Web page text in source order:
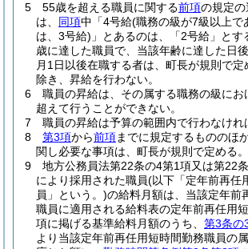
5
55歳を超える職員に関する前項の規定
は、 同項中「4号給(職務の級が7級以上で
は、3号給) 」とあるのは、「2号給」とす
歳に達した職員で、当該年齢に達した日
月1日以後在職する者は、町長が規則で
除き、昇給を行わない。
6
職員の昇給は、その属する職務の級にお
超えて行うことができない。
7
職員の昇給は予算の範囲内で行わなけれ
8
第3項から前項までに規定するもののほ
関し必要な事項は、町長が規則で定める。
9
地方公務員法第22条の4第1項又は第22
により採用された職員(以下「定年前再任
員」という。)の給料月額は、当該定年前
職員に適用される給料表の定年前再任用
項に掲げる基準給料月額のうち、 第3条の
より当該定年前再任用短時間勤務職員の